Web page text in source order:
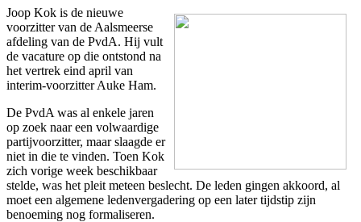
Joop Kok is de nieuwe
voorzitter van de Aalsmeerse
afdeling van de PvdA. Hij vult
de vacature op die ontstond na
het vertrek eind april van
interim-voorzitter Auke Ham.
De PvdA was al enkele jaren
op zoek naar een volwaardige
partijvoorzitter, maar slaagde er
niet in die te vinden. Toen Kok
zich vorige week beschikbaar
stelde, was het pleit meteen beslecht. De leden gingen akkoord, al
moet een algemene ledenvergadering op een later tijdstip zijn
benoeming nog formaliseren.